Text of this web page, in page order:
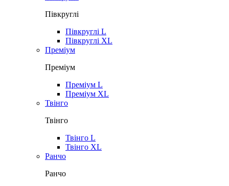
Півкруглі
Півкруглі L
Півкруглі XL
Преміум
Преміум
Преміум L
Преміум XL
Твінго
Твінго
Твінго L
Твінго XL
Ранчо
Ранчо